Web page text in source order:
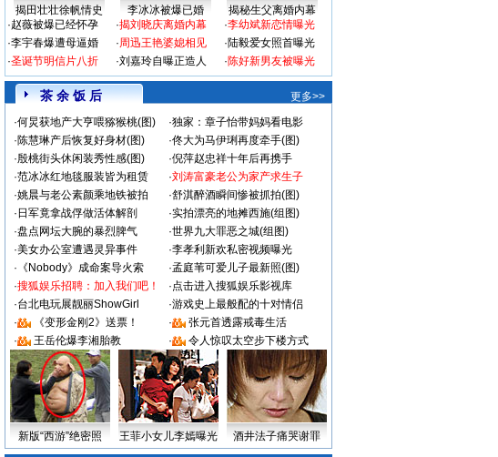
揭田壮壮徐帆情史 李冰冰被爆已婚
揭秘生父离婚内幕
·赵薇被爆已经怀孕
·李宇春爆遭母逼婚
·圣诞节明信片八折
·揭刘晓庆离婚内幕
·周迅王艳婆媳相见
·刘嘉玲自曝正造人
·李幼斌新恋情曝光
·陆毅爱女照首曝光
·陈好新男友被曝光
茶 余 饭 后
更多>>
·何炅获地产大亨喂猕猴桃(图) ·独家：章子怡带妈妈看电影
·陈慧琳产后恢复好身材(图) ·佟大为马伊琍再度牵手(图)
·殷桃街头休闲装秀性感(图) ·倪萍赵忠祥十年后再携手
·范冰冰红地毯服装皆为租赁 ·刘涛富豪老公为家产求生子
·姚晨与老公素颜乘地铁被拍 ·舒淇醉酒瞬间惨被抓拍(图)
· 日军竟拿战俘做活体解剖 ·实拍漂亮的地摊西施(组图)
·盘点网坛大腕的暴烈脾气 ·世界九大罪恶之城(组图)
·美女办公室遭遇灵异事件 ·李孝利新欢私密视频曝光
· 《Nobody》成命案导火索 ·孟庭苇可爱儿子最新照(图)
·搜狐娱乐招聘：加入我们吧！ ·点击进入搜狐娱乐影视库
·台北电玩展靓丽ShowGirl ·游戏史上最般配的十对情侣
·
《变形金刚2》送票！ ·
张元首透露戒毒生活
·
王岳伦爆李湘胎教 · 令人惊叹太空步下楼方式
新版“西游”绝密照 王菲小女儿李嫣曝光 酒井法子痛哭谢罪